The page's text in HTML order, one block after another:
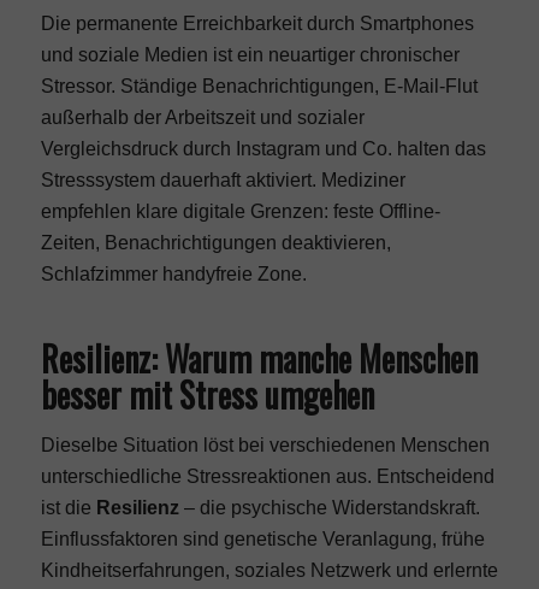
Die permanente Erreichbarkeit durch Smartphones
und soziale Medien ist ein neuartiger chronischer
Stressor. Ständige Benachrichtigungen, E-Mail-Flut
außerhalb der Arbeitszeit und sozialer
Vergleichsdruck durch Instagram und Co. halten das
Stresssystem dauerhaft aktiviert. Mediziner
empfehlen klare digitale Grenzen: feste Offline-
Zeiten, Benachrichtigungen deaktivieren,
Schlafzimmer handyfreie Zone.
Resilienz: Warum manche Menschen
besser mit Stress umgehen
Dieselbe Situation löst bei verschiedenen Menschen
unterschiedliche Stressreaktionen aus. Entscheidend
ist die Resilienz – die psychische Widerstandskraft.
Einflussfaktoren sind genetische Veranlagung, frühe
Kindheitserfahrungen, soziales Netzwerk und erlernte